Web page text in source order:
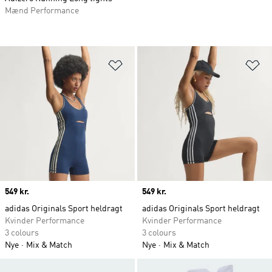
Føj til ønskeliste
Price
549 kr.
adidas Originals Sport heldragt
Kvinder Performance
3 colours
Nye
Mix & Match
Price
549 kr.
adidas Originals Sport heldragt
Kvinder Performance
3 colours
Nye
Mix & Match
Mænd Performance